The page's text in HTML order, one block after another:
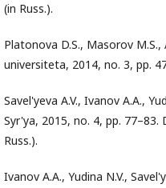
(in Russ.).
Platonova D.S., Masorov
universiteta, 2014, no. 3, pp.
Savel'yeva A.V., Ivanov A.A.,
Syr'ya, 2015, no. 4, pp. 77–83.
Russ.).
Ivanov A.A., Yudina N.V.,